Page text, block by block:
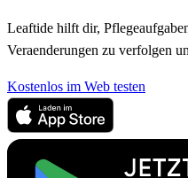
Leaftide hilft dir,
Veraenderungen zu verfolgen
Kostenlos im Web testen